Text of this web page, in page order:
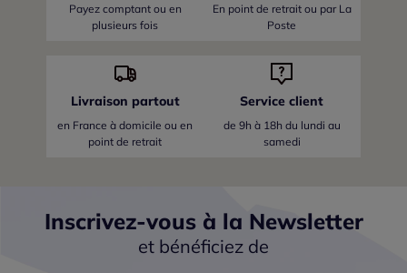
Payez comptant ou en
plusieurs fois
En point de retrait ou par La
Poste
Livraison partout
en France à domicile ou en
point de retrait
Service client
de 9h à 18h du lundi au
samedi
Inscrivez-vous à la Newsletter
et bénéficiez de